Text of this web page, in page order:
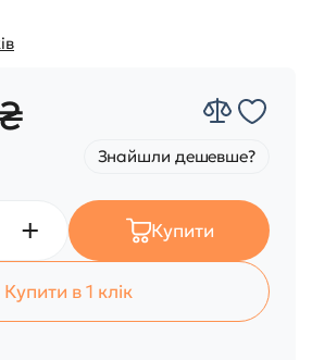
Знайшли дешевше?
Купити
Купити в 1 клік